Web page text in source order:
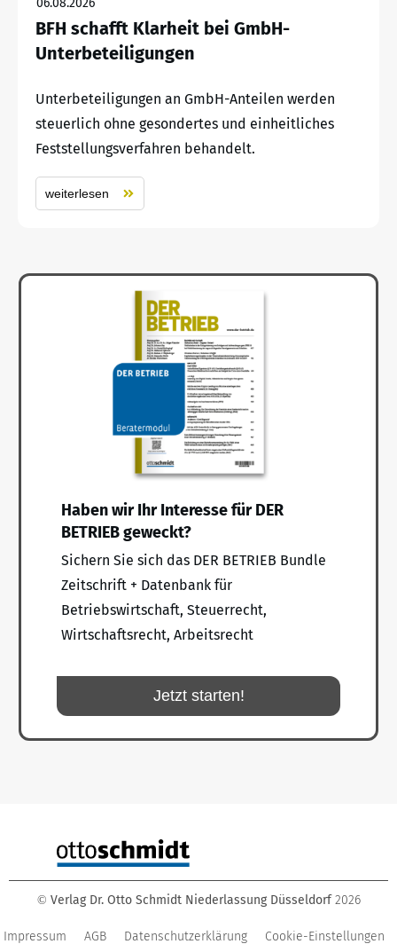
BFH schafft Klarheit bei GmbH-
Unterbeteiligungen
Unterbeteiligungen an GmbH-Anteilen werden
steuerlich ohne gesondertes und einheitliches
Feststellungsverfahren behandelt.
weiterlesen
Haben wir Ihr Interesse für DER
BETRIEB geweckt?
Sichern Sie sich das DER BETRIEB Bundle
Zeitschrift + Datenbank für
Betriebswirtschaft, Steuerrecht,
Wirtschaftsrecht, Arbeitsrecht
Jetzt starten!
© Verlag Dr. Otto Schmidt Niederlassung Düsseldorf 2026
Impressum AGB Datenschutzerklärung Cookie-Einstellungen